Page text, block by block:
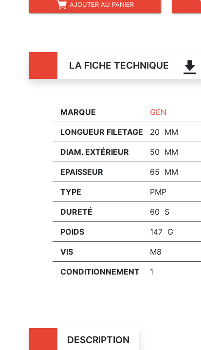
AJOUTER AU PANIER
LA FICHE TECHNIQUE
MARQUE GEN
LONGUEUR FILETAGE 20 MM
DIAM. EXTÉRIEUR 50 MM
EPAISSEUR 65 MM
TYPE PMP
DURETÉ 60 S
POIDS 147 G
VIS M8
CONDITIONNEMENT 1
DESCRIPTION